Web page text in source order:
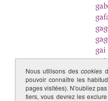
gai
Nous utilisons descookies
pouvoir connaître les
pages visitées). N'oubliez
tiers, vous devrez les